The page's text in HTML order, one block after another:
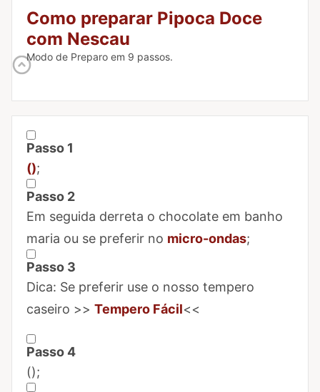
Como preparar Pipoca Doce
com Nescau
Modo de Preparo em 9 passos.
Passo 1
Marcar Passo 1 como concluído
();
Passo 2
Marcar Passo 2 como concluído
Em seguida derreta o chocolate em banho
maria ou se preferir no micro-ondas;
Passo 3
Marcar Passo 3 como concluído
Dica: Se preferir use o nosso tempero
caseiro >> Tempero Fácil<<
Passo 4
Marcar Passo 4 como concluído
();